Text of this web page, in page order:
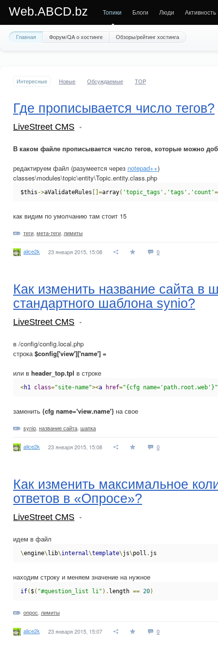
Web.ABCD.bz Топики Блоги Люди Активность
Главная Форум/QA о хостинге Обзоры/рейтинг хостинга
Интересные Новые Обсуждаемые TOP
Где прописывается число тегов?
LiveStreet CMS
В каком файле прописывается число тегов, которые можно
редактируем файл (разумеется через notepad++)
classes\modules\topic\entity\Topic.entity.class.php
$this ->aValidateRules []=array( 'topic_tags' , 'tags' , 'count'
как видим по умолчанию там стоит 15
теги мета-теги лимиты
alice2k 23 января 2015, 15:08 0
Как изменить название сайта в
стандартного шаблона synio?
LiveStreet CMS
в /config/config.local.php
строка$config['view']['name'] =
или в header_top.tpl в строке
<h1 class="site-name"><a href="{cfg name='path.root.web'}"
заменить {cfg name='view.name'} на свое
synio название сайта шапка
alice2k 23 января 2015, 15:08 0
Как изменить максимальное
ответов в «Опросе»?
LiveStreet CMS
идем в файл
\engine\ lib\internal\template\js\poll . js
находим строку и меняем значение на нужное
if( $( "#question_list li" ). length == 20)
опрос лимиты
alice2k 23 января 2015, 15:07 0